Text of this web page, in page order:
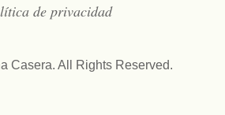
de privacidad
Casera. All Rights Reserved.